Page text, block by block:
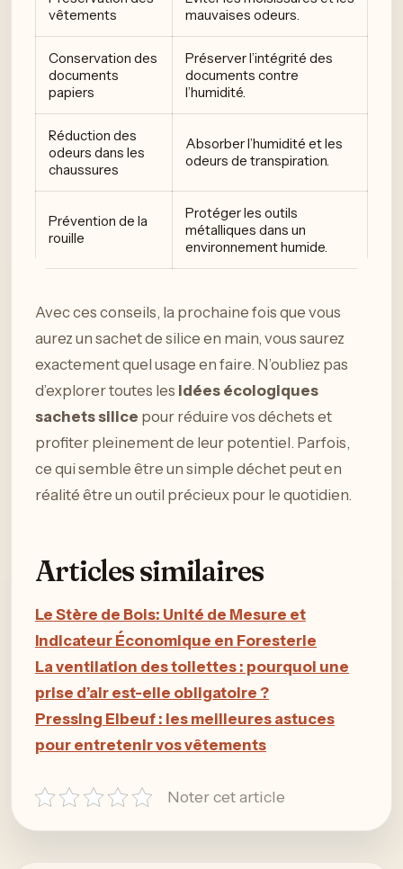
vêtements
mauvaises odeurs.
Conservation des
documents
papiers
Préserver l’intégrité des
documents contre
l’humidité.
Réduction des
odeurs dans les
chaussures
Absorber l’humidité et les
odeurs de transpiration.
Prévention de la
rouille
Protéger les outils
métalliques dans un
environnement humide.
Avec ces conseils, la prochaine fois que vous
aurez un sachet de silice en main, vous saurez
exactement quel usage en faire. N’oubliez pas
d’explorer toutes les idées écologiques
sachets silice pour réduire vos déchets et
profiter pleinement de leur potentiel. Parfois,
ce qui semble être un simple déchet peut en
réalité être un outil précieux pour le quotidien.
Articles similaires
Le Stère de Bois: Unité de Mesure et
Indicateur Économique en Foresterie
La ventilation des toilettes : pourquoi une
prise d’air est-elle obligatoire ?
Pressing Elbeuf : les meilleures astuces
pour entretenir vos vêtements
Noter cet article